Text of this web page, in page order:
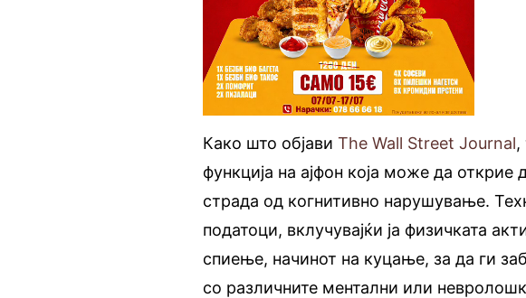
Како што објавиThe Wall Street Journal,
функција на ајфон која може да
страда од когнитивно нарушување.
податоци, вклучувајќи ја физичката
спиење, начинот на куцање, за да ги
со различните ментални или